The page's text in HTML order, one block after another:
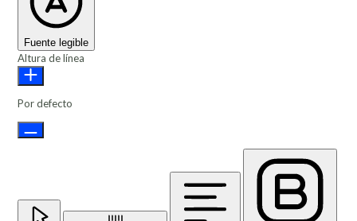
Fuente legible
Altura de línea
Por defecto